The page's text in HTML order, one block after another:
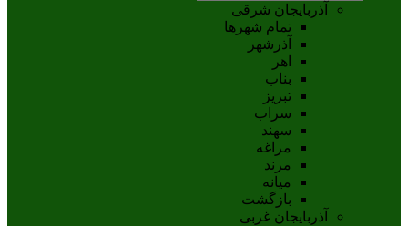
آذربایجان شرقی
تمام شهر‌ها
آذرشهر
اهر
بناب
تبريز
سراب
سهند
مراغه
مرند
ميانه
بازگشت
آذربایجان غربی